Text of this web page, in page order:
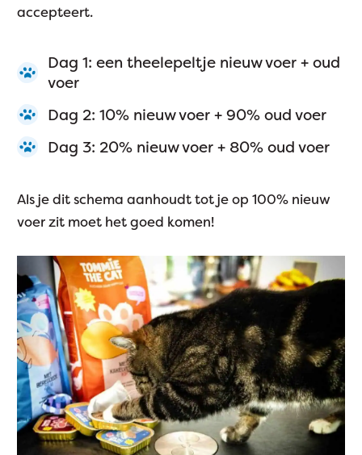
accepteert.
Dag 1: een theelepeltje nieuw voer + oud
voer
Dag 2: 10% nieuw voer + 90% oud voer
Dag 3: 20% nieuw voer + 80% oud voer
Als je dit schema aanhoudt tot je op 100% nieuw
voer zit moet het goed komen!